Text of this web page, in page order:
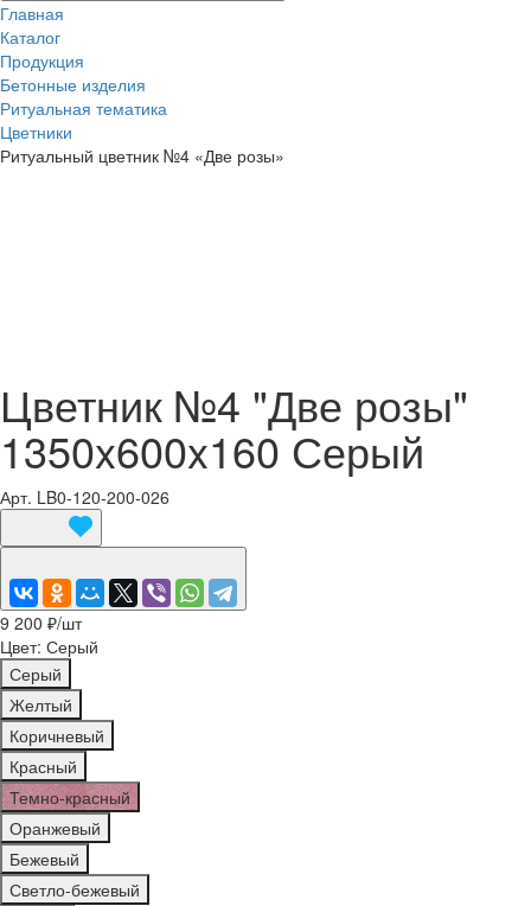
Главная
Каталог
Продукция
Бетонные изделия
Ритуальная тематика
Цветники
Ритуальный цветник №4 «Две розы»
Цветник №4 "Две розы"
1350x600x160 Серый
Арт. LB0-120-200-026
9 200 ₽/шт
Цвет: Серый
Серый
Желтый
Коричневый
Красный
Темно-красный
Оранжевый
Бежевый
Светло-бежевый